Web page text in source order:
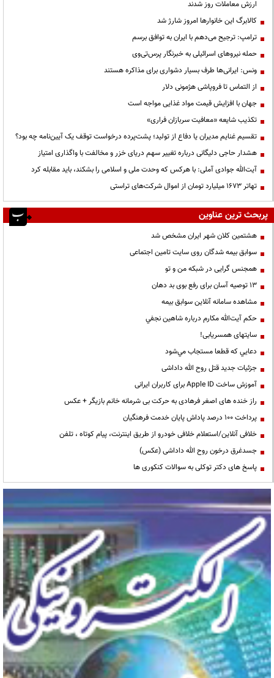
ارزش معاملات روز شدند
کالابرگ این خانوارها امروز شارژ شد
ترامپ: ترجیح می‌دهم با ایران به توافق برسم
حمله نیروهای اسرائیلی به خبرنگار پرس‌تی‌وی
ونس: ایرانی‌ها طرف بسیار دشواری برای مذاکره هستند
از التماس تا فروپاشی هژمونی دلار
جهان با افزایش قیمت مواد غذایی مواجه است
تکذیب شایعه «معافیت سربازان فراری»
تقسیم غنایم مدیران یا دفاع از تولید؛ پشت‌پرده درخواست توقف یک آیین‌نامه چه بود؟
هشدار حاجی دلیگانی درباره تغییر سهم دریای خزر و مخالفت با واگذاری امتیاز
آیت‌الله جوادی آملی: با هرکس که وحدت ملی و اسلامی را بشکند، باید مقابله کرد
تهاتر ۱۶۷۳ میلیارد تومان از اموال شرکت‌های تراستی
پربحث ترین عناوین
هشتمین کلان شهر ایران مشخص شد
سوابق بیمه شدگان روی سایت تامین اجتماعی
همجنس گرایی در شبکه من و تو
13 توصیه آسان برای رفع بوی بد دهان
مشاهده سامانه آنلاين سوابق بیمه
حكم آيت‌الله مكارم درباره شاهين نجفي
سایتهای همسریابی!
دعايي كه قطعا مستجاب مي‌شود
جزئیات جدید قتل روح الله داداشی
آموزش ساخت Apple ID برای کاربران ایرانی
راز خنده های اصغر فرهادی به حرکت بی شرمانه خانم بازیگر + عکس
پرداخت ۱۰۰ درصد پاداش پایان خدمت فرهنگیان
خلافی آنلاین/استعلام خلافی خودرو از طریق اینترنت، پیام کوتاه ، تلفن
جسدغرق درخون روح الله داداشی (عکس)
پاسخ های دکتر توکلی به سوالات کنکوری ها